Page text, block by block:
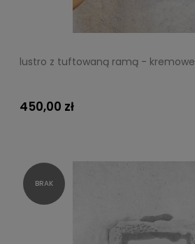
lustro z tuftowaną ramą - kremowe
450,00 zł